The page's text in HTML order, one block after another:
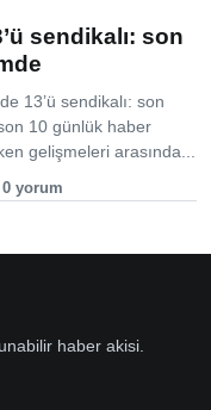
sendikalı: son
13’ü sendikalı: son
10 günlük haber
gelişmeleri arasında...
yorum
haber akisi.